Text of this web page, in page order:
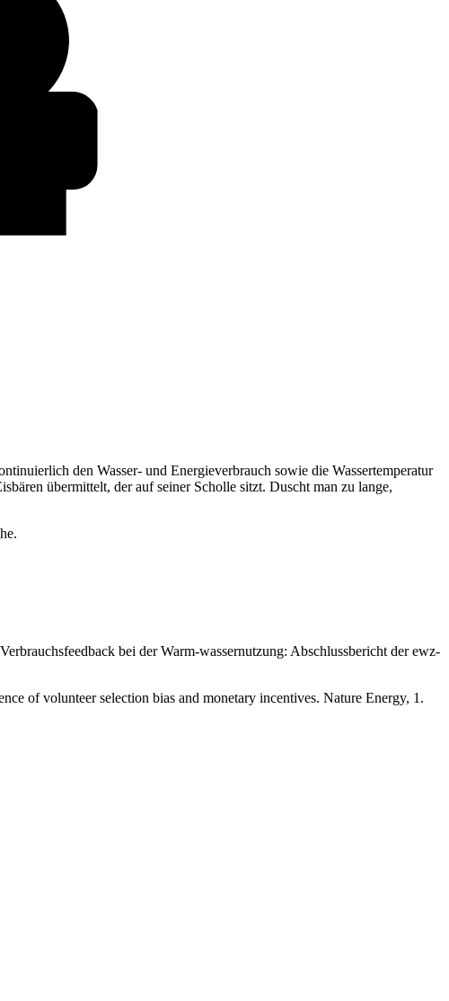
den Wasser- und Energieverbrauch sowie die Wassertemperatur
übermittelt, der auf seiner Scholle sitzt. Duscht man zu lange,
bei der Warm-wassernutzung: Abschlussbericht der ewz-
of volunteer selection bias and monetary incentives. Nature Energy, 1.